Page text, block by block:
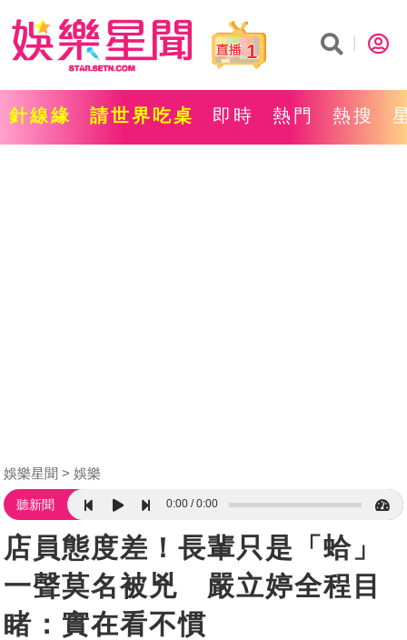
1
針線緣 請世界吃桌 即時 熱門 熱搜
娛樂星聞 娛樂
聽新聞 0:00 0:00
店員態度差！長輩只是「蛤」
一聲莫名被兇 嚴立婷全程目
睹：實在看不慣